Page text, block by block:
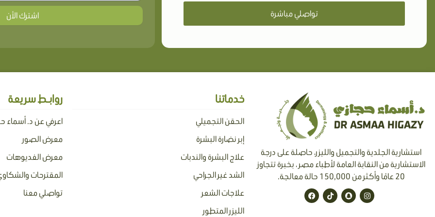
تواصلي مباشرة اشترك الأن
استشارية الجلدية والتجميل والليزر، حاصلة على درجة
الاستشارية من النقابة العامة لأطباء مصر ، بخبرة تتجاوز
20 عامًا وأكثر من 150,000 حالة معالجة.
I
n
s
S
n
a
T
i
k
F
a
c
خدماتنا
الحقن التجميلي
إبر نضارة البشرة
علاج البشرة والندبات
الشد غير الجراحي
علاجات الشعر
الليزر المتطور
روابـط سريعة
اعرفي عن د. أسماء
معرض الصور
معرض الفديوهات
المقترحات
تواصلي معنا